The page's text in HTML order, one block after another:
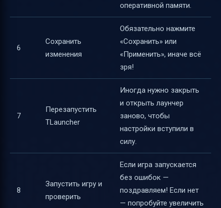
оперативной памяти.
6
Сохранить
изменения
Обязательно нажмите
«Сохранить» или
«Применить», иначе всё
зря!
7
Перезапустить
TLauncher
Иногда нужно закрыть
и открыть лаунчер
заново, чтобы
настройки вступили в
силу.
8
Запустить игру и
проверить
Если игра запускается
без ошибок —
поздравляем! Если нет
— попробуйте увеличить